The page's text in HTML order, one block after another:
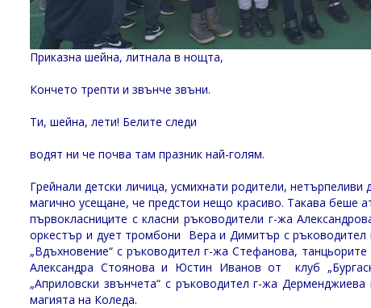
Приказна шейна, литнала в нощта,
Кончето трепти и звънче звъни.
Ти, шейна, лети! Белите следи
водят ни че почва там празник най-голям.
Грейнали детски личица, усмихнати родители,
магично усещане, че предстои нещо красиво. Такава беше
първокласниците с класни ръководители г-жа
оркестър и дует тромбони Вера и Димитър с
„Вдъхновение“ с ръководител г-жа Стефанова,
Александра Стоянова и Юстин Иванов от клуб
„Априловски звънчета“ с ръководител г-жа
магията на Коледа.